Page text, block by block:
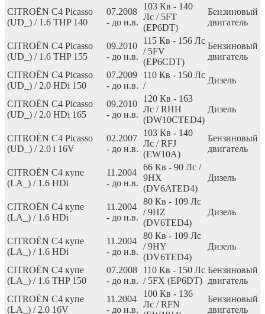
CITROËN C4 Picasso
(UD_) / 1.6 THP 140
07.2008
- до н.в.
103 Кв - 140
Лс / 5FT
(EP6DT)
Бензиновый
двигатель
CITROËN C4 Picasso
(UD_) / 1.6 THP 155
09.2010
- до н.в.
115 Кв - 156 Лс
/ 5FV
(EP6CDT)
Бензиновый
двигатель
CITROËN C4 Picasso
(UD_) / 2.0 HDi 150
07.2009
- до н.в.
110 Кв - 150 Лс
/
Дизель
CITROËN C4 Picasso
(UD_) / 2.0 HDi 165
09.2010
- до н.в.
120 Кв - 163
Лс / RHH
(DW10CTED4)
Дизель
CITROËN C4 Picasso
(UD_) / 2.0 i 16V
02.2007
- до н.в.
103 Кв - 140
Лс / RFJ
(EW10A)
Бензиновый
двигатель
CITROËN C4 купе
(LA_) / 1.6 HDi
11.2004
- до н.в.
66 Кв - 90 Лс /
9HX
(DV6ATED4)
Дизель
CITROËN C4 купе
(LA_) / 1.6 HDi
11.2004
- до н.в.
80 Кв - 109 Лс
/ 9HZ
(DV6TED4)
Дизель
CITROËN C4 купе
(LA_) / 1.6 HDi
11.2004
- до н.в.
80 Кв - 109 Лс
/ 9HY
(DV6TED4)
Дизель
CITROËN C4 купе
(LA_) / 1.6 THP 150
07.2008
- до н.в.
110 Кв - 150 Лс
/ 5FX (EP6DT)
Бензиновый
двигатель
CITROËN C4 купе
(LA_) / 2.0 16V
11.2004
- до н.в.
100 Кв - 136
Лс / RFN
Бензиновый
двигатель